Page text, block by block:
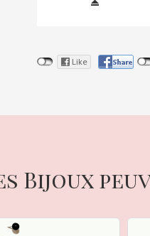
Bijoux